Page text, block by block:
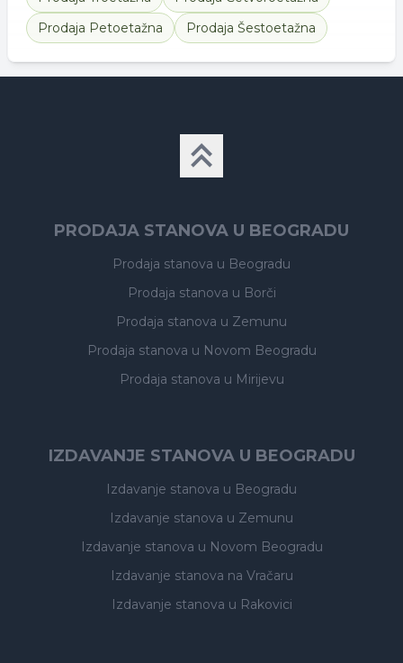
Prodaja Petoetažna Prodaja Šestoetažna
PRODAJA STANOVA U BEOGRADU
Prodaja stanova u Beogradu
Prodaja stanova u Borči
Prodaja stanova u Zemunu
Prodaja stanova u Novom Beogradu
Prodaja stanova u Mirijevu
IZDAVANJE STANOVA U BEOGRADU
Izdavanje stanova u Beogradu
Izdavanje stanova u Zemunu
Izdavanje stanova u Novom Beogradu
Izdavanje stanova na Vračaru
Izdavanje stanova u Rakovici